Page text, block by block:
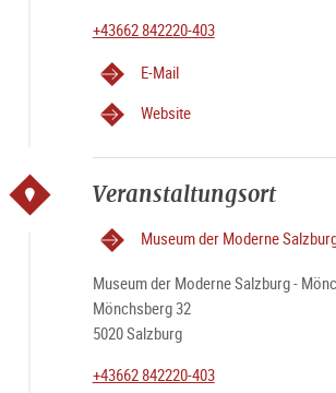
+43662 842220-403
E-Mail
Website
Veranstaltungsort
Museum der Moderne
Museum der Moderne Salzburg -
Mönchsberg 32
5020 Salzburg
+43662 842220-403